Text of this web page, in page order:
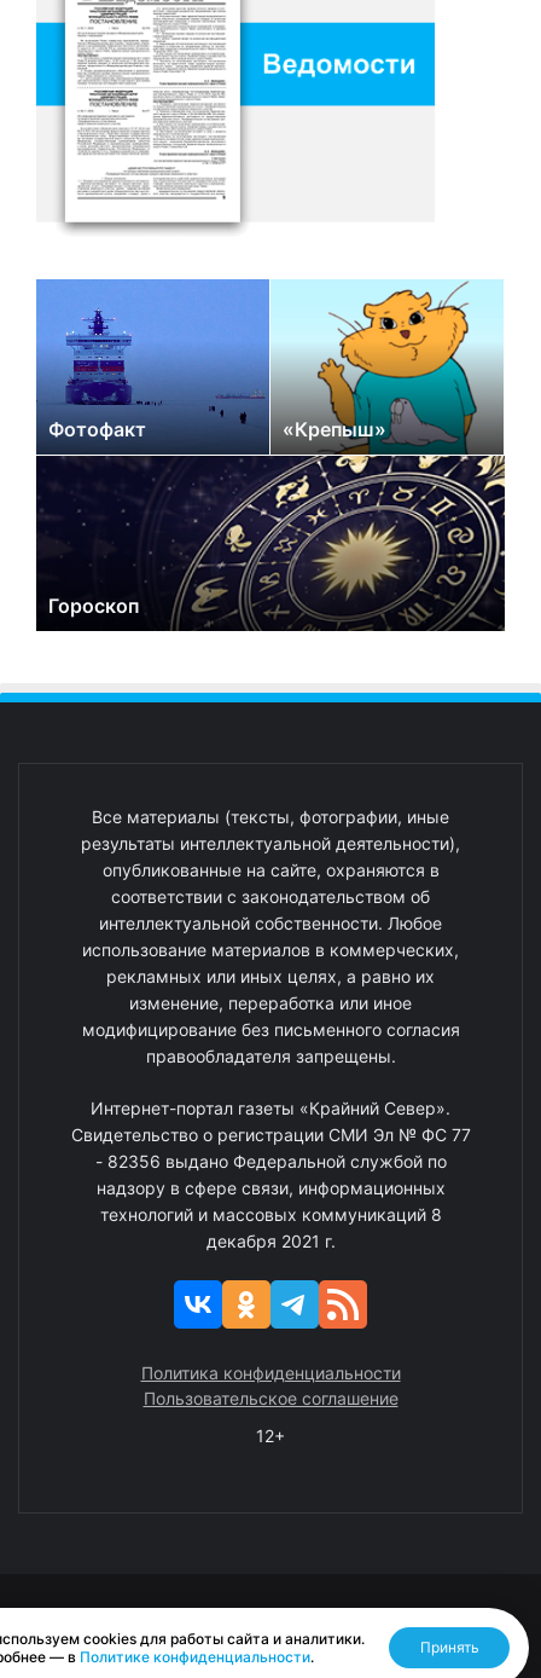
Фотофакт «Крепыш»
Гороскоп
Все материалы (тексты, фотографии, иные
результаты интеллектуальной деятельности),
опубликованные на сайте, охраняются в
соответствии с законодательством об
интеллектуальной собственности. Любое
использование материалов в коммерческих,
рекламных или иных целях, а равно их
изменение, переработка или иное
модифицирование без письменного согласия
правообладателя запрещены.
Интернет-портал газеты «Крайний Север».
Свидетельство о регистрации СМИ Эл № ФС 77
- 82356 выдано Федеральной службой по
надзору в сфере связи, информационных
технологий и массовых коммуникаций 8
декабря 2021 г.
Политика конфиденциальности
Пользовательское соглашение
12+
Разработано RASA
cookies для работы сайта и аналитики.
— в Политике конфиденциальности.
Принять